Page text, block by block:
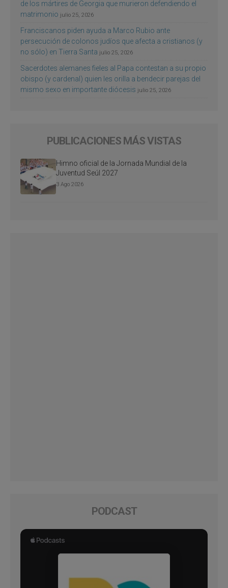
de los mártires de Georgia que murieron defendiendo el
matrimonio julio 25, 2026
Franciscanos piden ayuda a Marco Rubio ante
persecución de colonos judíos que afecta a cristianos (y
no sólo) en Tierra Santa julio 25, 2026
Sacerdotes alemanes fieles al Papa contestan a su propio
obispo (y cardenal) quien les orilla a bendecir parejas del
mismo sexo en importante diócesis julio 25, 2026
PUBLICACIONES MÁS VISTAS
Himno oficial de la Jornada Mundial de la
Juventud Seúl 2027
3 Ago 2026
PODCAST